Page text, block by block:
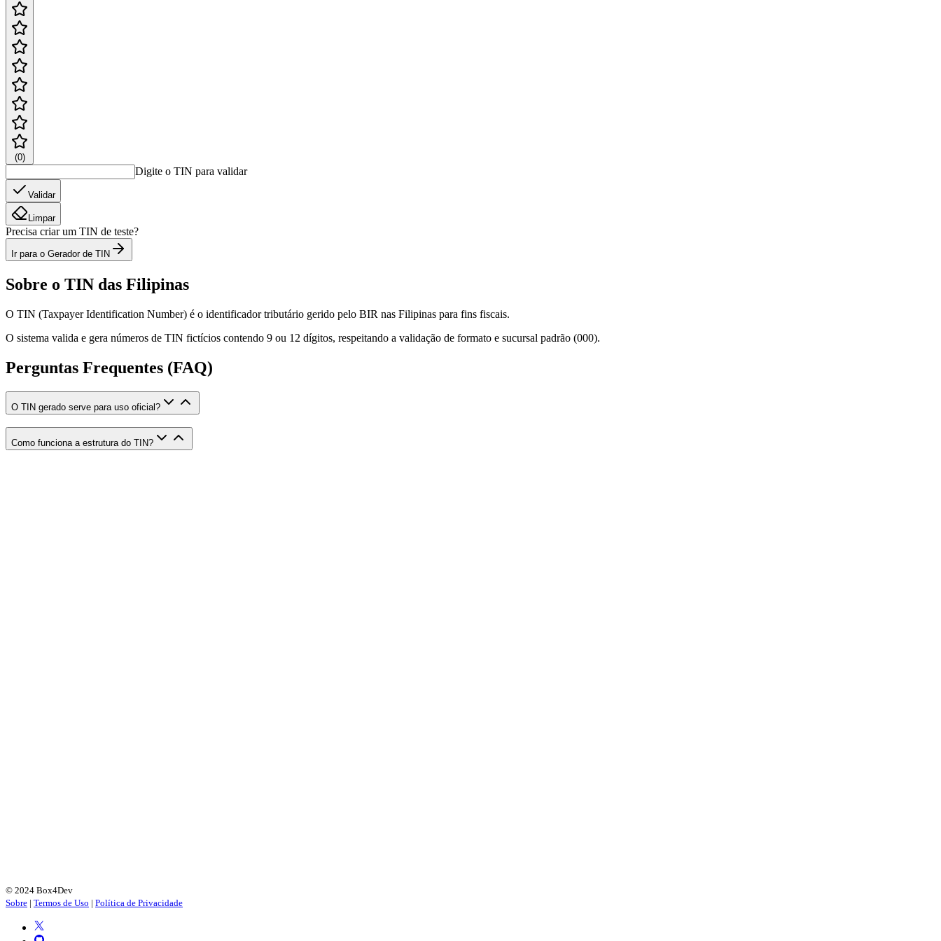
(0)
Digite o TIN para validar
Validar
Limpar
Precisa criar um TIN de teste?
Ir para o Gerador de TIN
Sobre o TIN das Filipinas
O TIN (Taxpayer Identification Number) é o identificador tributário gerido pelo BIR nas Filipinas para fins fiscais.
O sistema valida e gera números de TIN fictícios contendo 9 ou 12 dígitos, respeitando a validação de formato e sucursal padrão (000).
Perguntas Frequentes (FAQ)
O TIN gerado serve para uso oficial?
Como funciona a estrutura do TIN?
© 2024 Box4Dev
Sobre | Termos de Uso | Política de Privacidade